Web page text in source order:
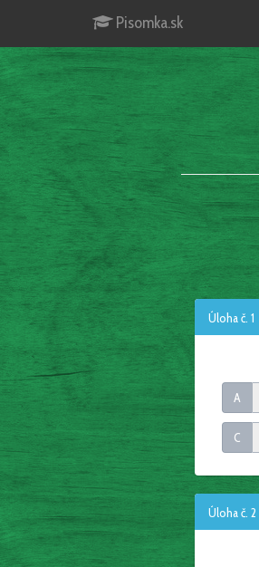
Pisomka.sk
Úloha č. 1
A
C
Úloha č. 2